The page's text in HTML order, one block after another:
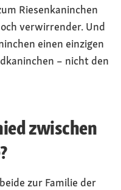
Riesenkaninchen
verwirrender. Und
einen einzigen
– nicht den
zwischen
zur Familie der